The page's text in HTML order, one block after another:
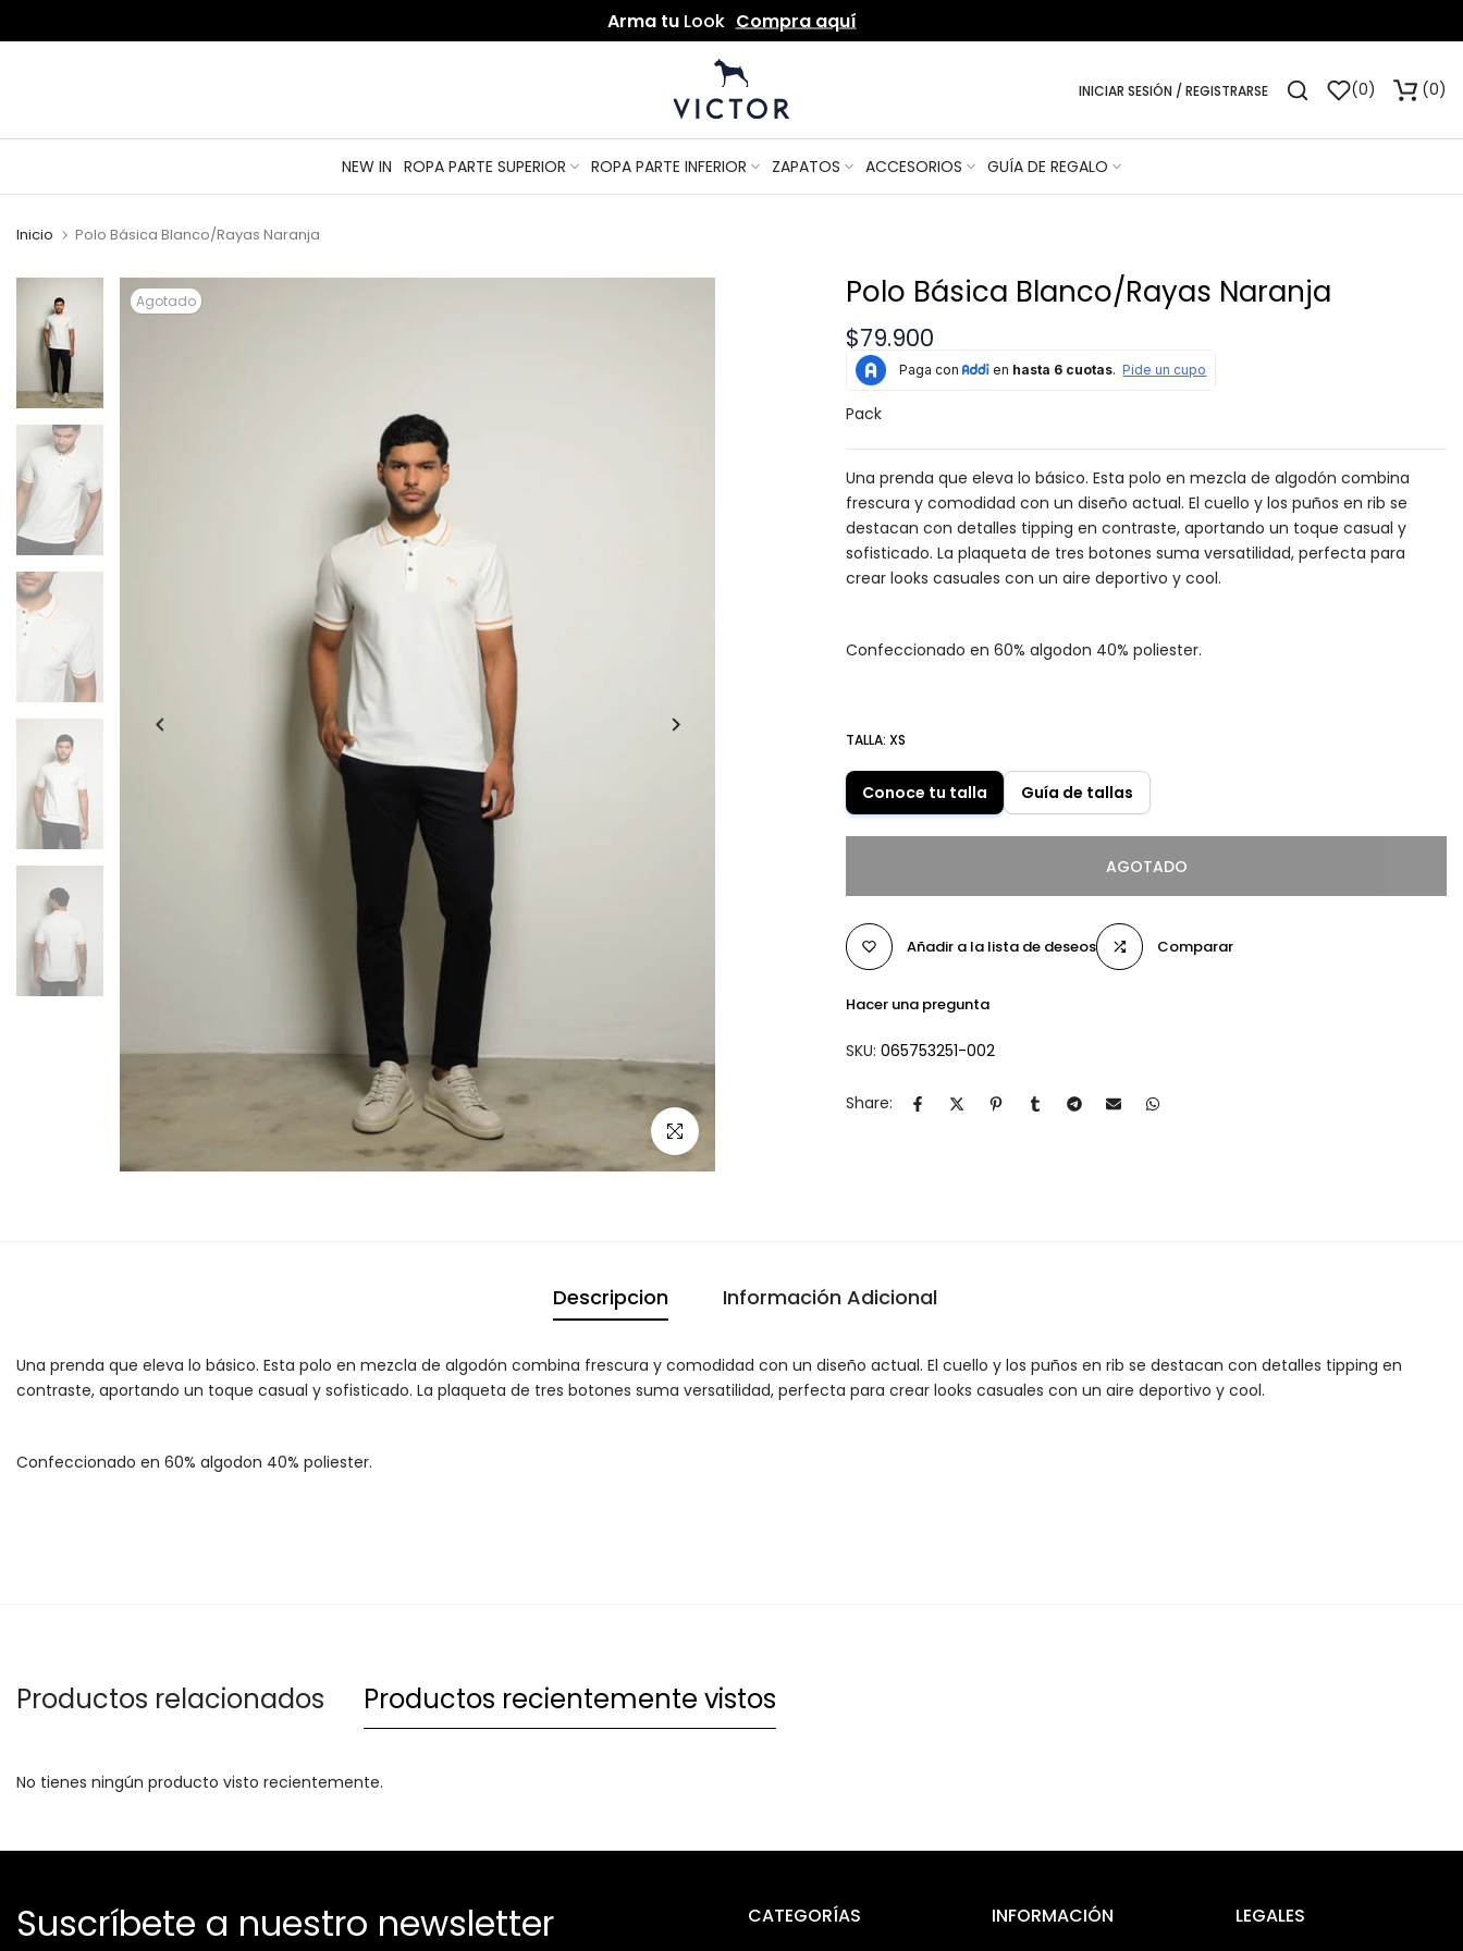
Arma tuLook Compra aquí
Por compras de$250.000envío gratis
INICIAR SESIÓN / REGISTRARSE 0 0
NEW IN ROPA PARTE SUPERIOR ROPA PARTE INFERIOR ZAPATOS ACCESORIOS GUÍA DE REGALO
Inicio Polo Básica Blanco/Rayas Naranja
Agotado
Click para agrandar
Polo Básica Blanco/Rayas Naranja
$79.900
Pack
Una prenda que eleva lo básico. Esta polo en mezcla de algodón combina
frescura y comodidad con un diseño actual. El cuello y los puños en rib se
destacan con detalles tipping en contraste, aportando un toque casual y
sofisticado. La plaqueta de tres botones suma versatilidad, perfecta para
crear looks casuales con un aire deportivo y cool.
Confeccionado en 60% algodon 40% poliester.
TALLA: XS
Conoce tu talla Guía de tallas
AGOTADO
Añadir a la lista de deseos Comparar
Hacer una pregunta
SKU: 065753251-002
Share:
Descripcion Información Adicional
Una prenda que eleva lo básico. Esta polo en mezcla de algodón combina frescura y comodidad con un diseño actual. El cuello y los puños en rib se destacan con detalles tipping en
contraste, aportando un toque casual y sofisticado. La plaqueta de tres botones suma versatilidad, perfecta para crear looks casuales con un aire deportivo y cool.
Confeccionado en 60% algodon 40% poliester.
Productos relacionados Productos recientemente vistos
No tienes ningún producto visto recientemente.
Suscríbete a nuestro newsletter CATEGORÍAS INFORMACIÓN LEGALES